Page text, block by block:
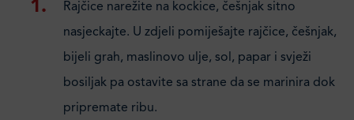
Rajčice narežite na kockice, češnjak sitno
nasjeckajte. U zdjeli pomiješajte rajčice, češnjak,
bijeli grah, maslinovo ulje, sol, papar i svježi
bosiljak pa ostavite sa strane da se marinira dok
pripremate ribu.